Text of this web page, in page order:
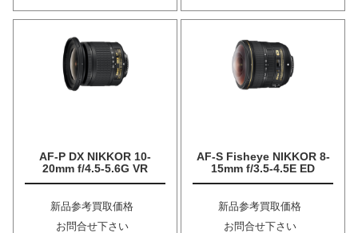
AF-P DX NIKKOR 10-
20mm f/4.5-5.6G VR
新品参考買取価格
お問合せ下さい
AF-S Fisheye NIKKOR 8-
15mm f/3.5-4.5E ED
新品参考買取価格
お問合せ下さい